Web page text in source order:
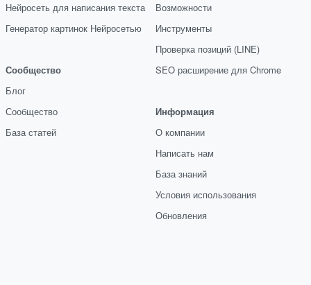
Нейросеть для написания текста
Генератор картинок Нейросетью
Сообщество
Блог
Сообщество
База статей
Возможности
Инструменты
Проверка позиций (LINE)
SEO расширение для Chrome
Информация
О компании
Написать нам
База знаний
Условия использования
Обновления